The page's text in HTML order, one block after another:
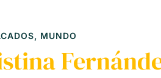
, MUNDO